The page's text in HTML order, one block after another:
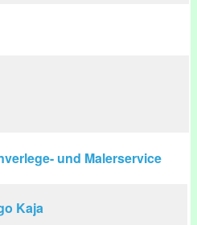
und Malerservice
Kaja